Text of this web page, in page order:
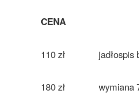
CENA
110 zł jadłospis
180 zł wymiana